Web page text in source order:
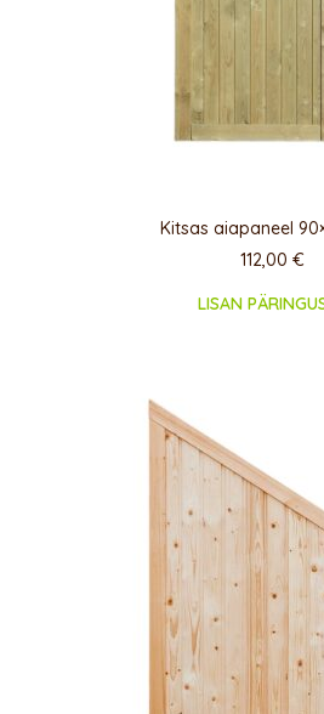
Kitsas aiapaneel
112,00 €
LISAN